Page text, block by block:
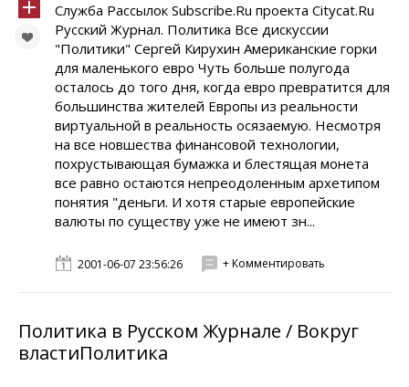
Служба Рассылок Subscribe.Ru проекта Citycat.Ru
Русский Журнал. Политика Все дискуссии
"Политики" Сергей Кирухин Американские горки
для маленького евро Чуть больше полугода
осталось до того дня, когда евро превратится для
большинства жителей Европы из реальности
виртуальной в реальность осязаемую. Несмотря
на все новшества финансовой технологии,
похрустывающая бумажка и блестящая монета
все равно остаются непреодоленным архетипом
понятия "деньги. И хотя старые европейские
валюты по существу уже не имеют зн...
2001-06-07 23:56:26 + Комментировать
Политика в Русском Журнале / Вокруг
властиПолитика